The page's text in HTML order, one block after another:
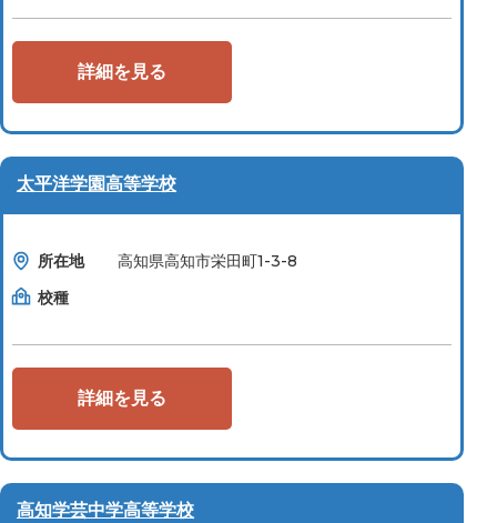
詳細を見る
太平洋学園高等学校
所在地
高知県高知市栄田町1-3-8
校種
詳細を見る
高知学芸中学高等学校